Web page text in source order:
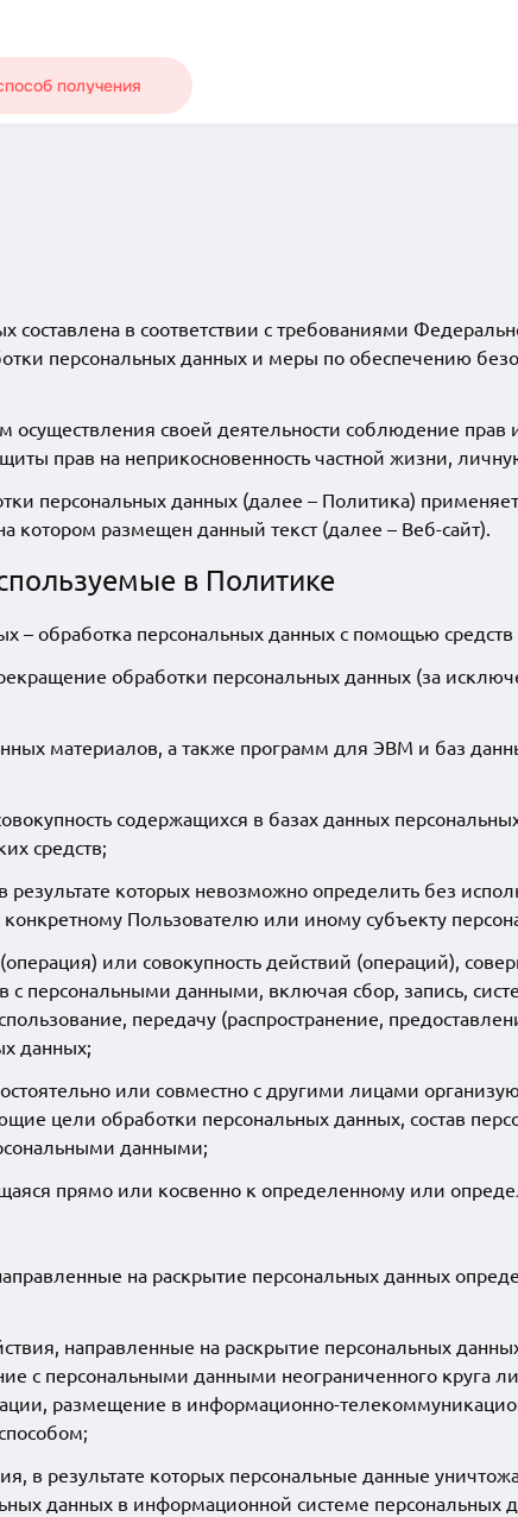
получения
составлена в соответствии с требованиями
персональных данных и меры по обеспечению
своей деятельности соблюдение прав
прав на неприкосновенность частной жизни,
персональных данных (далее – Политика)
котором размещен данный текст (далее – Веб-сайт).
в Политике
– обработка персональных данных с помощью
обработки персональных данных (за
материалов, а также программ для ЭВМ и баз
содержащихся в базах данных
средств;
которых невозможно определить без
Пользователю или иному субъекту
или совокупность действий (операций),
с персональными данными, включая сбор, запись,
передачу (распространение,
данных;
или совместно с другими лицами
цели обработки персональных данных, состав
данными;
прямо или косвенно к определенному или
на раскрытие персональных данных
направленные на раскрытие персональных
с персональными данными неограниченного круга
размещение в информационно-
в результате которых персональные данные
данных в информационной системе персональных